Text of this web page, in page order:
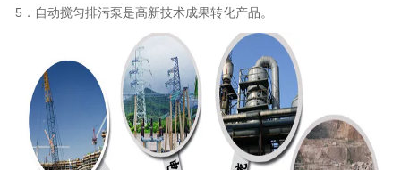
5． 自动搅匀排污泵是高新技术成果转化产品。